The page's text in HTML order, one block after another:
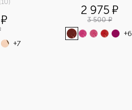
(10)
¤
+7
2 975 ¤
3 500 ¤
+6